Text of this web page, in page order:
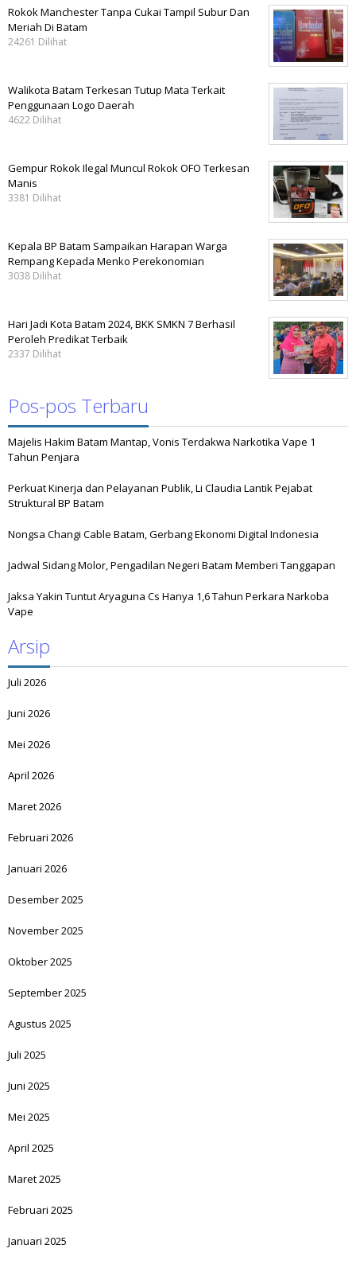
Rokok Manchester Tanpa Cukai Tampil Subur Dan
Meriah Di Batam
24261 Dilihat
Walikota Batam Terkesan Tutup Mata Terkait
Penggunaan Logo Daerah
4622 Dilihat
Gempur Rokok Ilegal Muncul Rokok OFO Terkesan
Manis
3381 Dilihat
Kepala BP Batam Sampaikan Harapan Warga
Rempang Kepada Menko Perekonomian
3038 Dilihat
Hari Jadi Kota Batam 2024, BKK SMKN 7 Berhasil
Peroleh Predikat Terbaik
2337 Dilihat
Pos-pos Terbaru
Majelis Hakim Batam Mantap, Vonis Terdakwa Narkotika Vape 1
Tahun Penjara
Perkuat Kinerja dan Pelayanan Publik, Li Claudia Lantik Pejabat
Struktural BP Batam
Nongsa Changi Cable Batam, Gerbang Ekonomi Digital Indonesia
Jadwal Sidang Molor, Pengadilan Negeri Batam Memberi Tanggapan
Jaksa Yakin Tuntut Aryaguna Cs Hanya 1,6 Tahun Perkara Narkoba
Vape
Arsip
Juli 2026
Juni 2026
Mei 2026
April 2026
Maret 2026
Februari 2026
Januari 2026
Desember 2025
November 2025
Oktober 2025
September 2025
Agustus 2025
Juli 2025
Juni 2025
Mei 2025
April 2025
Maret 2025
Februari 2025
Januari 2025